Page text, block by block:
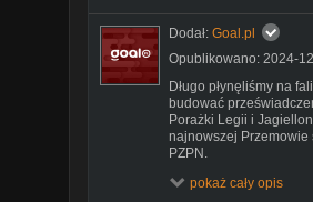
Dodał: Goal.pl
Opublikowano: 2024-
Długo płynęliśmy na
budować
Porażki Legii i
najnowszej Przemowie
PZPN.
#piłkanożna
pokaż cały opis